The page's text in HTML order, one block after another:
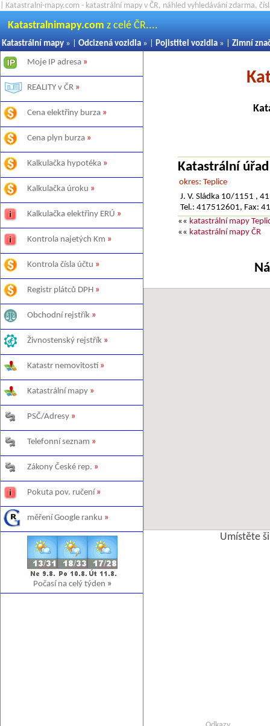
| Katastralni-mapy.com - katastrální mapy v ČR, náhled vyhledávání zdarma,
Katastralnimapy.com z celé ČR....
Katastrální mapy » | Odcizená vozidla » | Pojistitel vozidla » | Zimní
Moje IP adresa »
REALITY v ČR »
Cena elektřiny burza »
Cena plyn burza »
Kalkulačka hypotéka »
Kalkulačka úroku »
Kalkulačka elektřiny ERÚ »
Kontrola najetých Km »
Kontrola čísla účtu »
Registr plátců DPH »
Obchodní rejstřík »
Živnostenský rejstřík »
Katastr nemovitostí »
Katastrální mapy »
PSČ/Adresy »
Telefonní seznam »
Zákony České rep. »
Pokuta pov. ručení »
měření Google ranku »
Počasí na celý týden »
Katastrální
okres: Teplice
J. V. Sládka 10/1151 ,
Tel.: 417512601, Fax:
«« katastrální mapy
«« katastrální mapy ČR
Umístěte